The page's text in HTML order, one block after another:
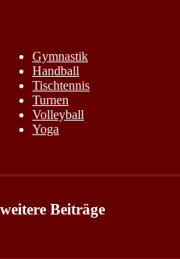
Gymnastik
Handball
Tischtennis
Turnen
Volleyball
Yoga
weitere Beiträge